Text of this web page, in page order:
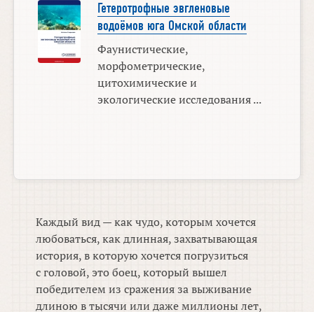
Гетеротрофные эвгленовые
водоёмов юга Омской области
Фаунистические,
морфометрические,
цитохимические и
экологические исследования ...
Каждый вид — как чудо, которым хочется
любоваться, как длинная, захватывающая
история, в которую хочется погрузиться
с головой, это боец, который вышел
победителем из сражения за выживание
длиною в тысячи или даже миллионы лет,